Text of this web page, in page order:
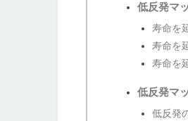
低反発マ
寿命を
寿命を
寿命を
低反発マ
低反発